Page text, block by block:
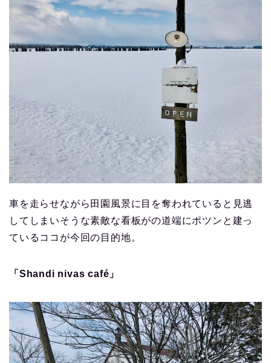
車を走らせながら田園風景に目を奪われていると見逃
してしまいそうな素敵な看板がの道端にポツンと建っ
ているココが今回の目的地。
「Shandi nivas café」